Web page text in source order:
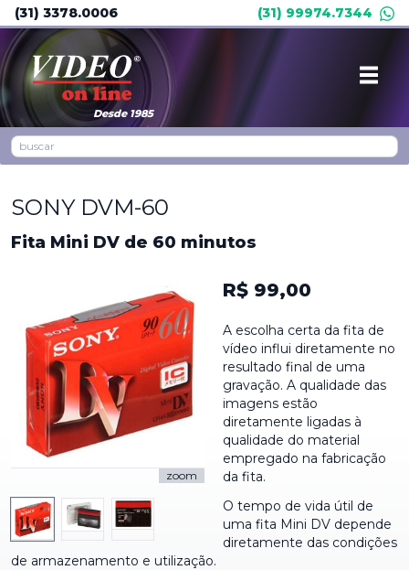
(31) 3378.0006 (31) 99974.7344
Desde 1985
SONY DVM-60
Fita Mini DV de 60 minutos
zoom
R$ 99,00
A escolha certa da fita de
vídeo influi diretamente no
resultado final de uma
gravação. A qualidade das
imagens estão
diretamente ligadas à
qualidade do material
empregado na fabricação
da fita.
O tempo de vida útil de
uma fita Mini DV depende
diretamente das condições
de armazenamento e utilização.